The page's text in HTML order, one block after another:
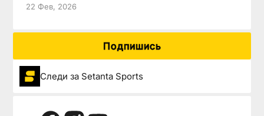
22 Фев, 2026
Подпишись
Следи за Setanta Sports